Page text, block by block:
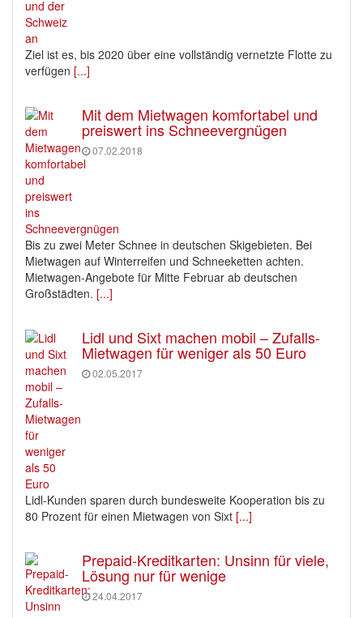
Ziel ist es, bis 2020 über eine vollständig vernetzte Flotte zu
verfügen [...]
Mit dem Mietwagen komfortabel und
preiswert ins Schneevergnügen
07.02.2018
Bis zu zwei Meter Schnee in deutschen Skigebieten. Bei
Mietwagen auf Winterreifen und Schneeketten achten.
Mietwagen-Angebote für Mitte Februar ab deutschen
Großstädten. [...]
Lidl und Sixt machen mobil – Zufalls-
Mietwagen für weniger als 50 Euro
02.05.2017
Lidl-Kunden sparen durch bundesweite Kooperation bis zu
80 Prozent für einen Mietwagen von Sixt [...]
Prepaid-Kreditkarten: Unsinn für viele,
Lösung nur für wenige
24.04.2017